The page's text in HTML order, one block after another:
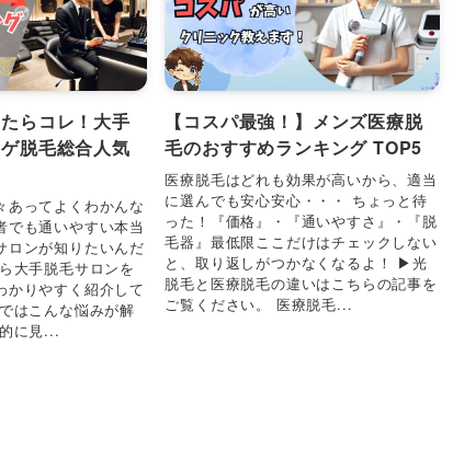
らコレ！大手
脱毛総合人気
あってよくわかんな
でも通いやすい本当
ロンが知りたいんだ
大手脱毛サロンを
かりやすく紹介して
はこんな悩みが解
に見...
【コスパ最強！】メンズ医療脱
毛のおすすめランキング TOP5
医療脱毛はどれも効果が高いから、適当
に選んでも安心安心・・・ ちょっと待
った！『価格』・『通いやすさ』・『脱
毛器』最低限ここだけはチェックしない
と、取り返しがつかなくなるよ！ ▶︎光
脱毛と医療脱毛の違いはこちらの記事を
ご覧ください。 医療脱毛...